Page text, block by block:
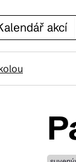
akcí